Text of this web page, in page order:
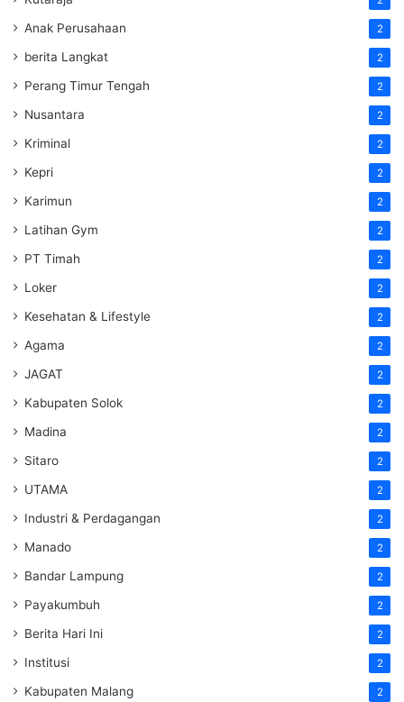
Anak Perusahaan 2
berita Langkat 2
Perang Timur Tengah 2
Nusantara 2
Kriminal 2
Kepri 2
Karimun 2
Latihan Gym 2
PT Timah 2
Loker 2
Kesehatan & Lifestyle 2
Agama 2
JAGAT 2
Kabupaten Solok 2
Madina 2
Sitaro 2
UTAMA 2
Industri & Perdagangan 2
Manado 2
Bandar Lampung 2
Payakumbuh 2
Berita Hari Ini 2
Institusi 2
Kabupaten Malang 2